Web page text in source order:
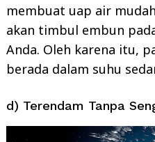
membuat uap air
akan timbul embun
Anda. Oleh karena itu,
berada dalam suhu
d) Terendam Tanpa